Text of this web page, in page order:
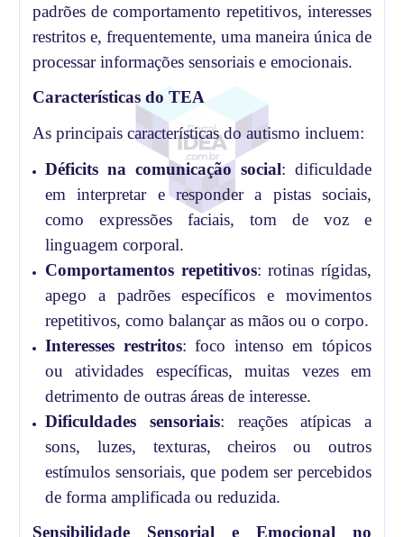
padrões de comportamento repetitivos, interesses
restritos e, frequentemente, uma maneira única de
processar informações sensoriais e emocionais.
Características do TEA
As principais características do autismo incluem:
Déficits na comunicação social: dificuldade
em interpretar e responder a pistas sociais,
como expressões faciais, tom de voz e
linguagem corporal.
Comportamentos repetitivos: rotinas rígidas,
apego a padrões específicos e movimentos
repetitivos, como balançar as mãos ou o corpo.
Interesses restritos: foco intenso em tópicos
ou atividades específicas, muitas vezes em
detrimento de outras áreas de interesse.
Dificuldades sensoriais: reações atípicas a
sons, luzes, texturas, cheiros ou outros
estímulos sensoriais, que podem ser percebidos
de forma amplificada ou reduzida.
Sensibilidade Sensorial e Emocional no